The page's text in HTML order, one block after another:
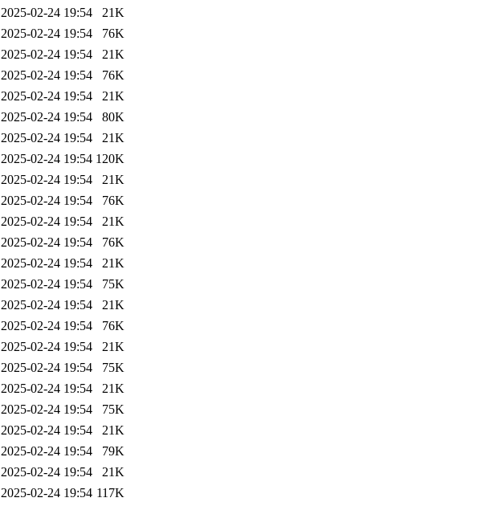
2025-02-24 19:54
21K
2025-02-24 19:54
76K
2025-02-24 19:54
21K
2025-02-24 19:54
76K
2025-02-24 19:54
21K
2025-02-24 19:54
80K
2025-02-24 19:54
21K
2025-02-24 19:54 120K
2025-02-24 19:54
21K
2025-02-24 19:54
76K
2025-02-24 19:54
21K
2025-02-24 19:54
76K
2025-02-24 19:54
21K
2025-02-24 19:54
75K
2025-02-24 19:54
21K
2025-02-24 19:54
76K
2025-02-24 19:54
21K
2025-02-24 19:54
75K
2025-02-24 19:54
21K
2025-02-24 19:54
75K
2025-02-24 19:54
21K
2025-02-24 19:54
79K
2025-02-24 19:54
21K
2025-02-24 19:54 117K